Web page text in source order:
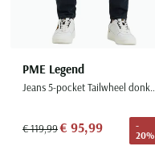
PME Legend
Jeans 5-pocket Tailwheel donkerblauw denim
€ 119,99€ 95,99
-
20%